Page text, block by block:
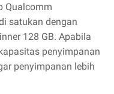
Qualcomm
satukan dengan
128 GB. Apabila
penyimpanan
penyimpanan lebih